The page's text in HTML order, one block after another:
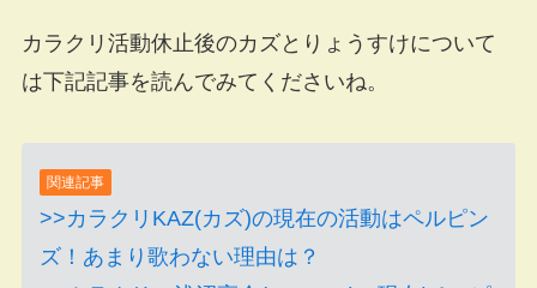
カラクリ活動休止後のカズとりょうすけについて
は下記記事を読んでみてくださいね。
関連記事
>>カラクリKAZ(カズ)の現在の活動はペルピン
ズ！あまり歌わない理由は？